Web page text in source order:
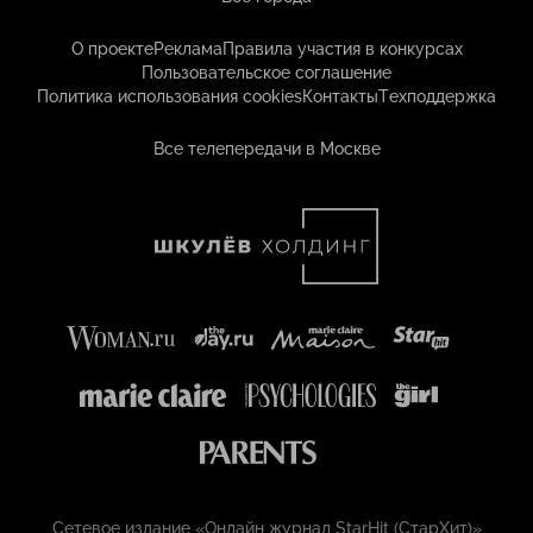
О проектеРекламаПравила участия в конкурсах
Пользовательское соглашение
Политика использования cookiesКонтактыТехподдержка
Все телепередачи в Москве
Сетевое издание «Онлайн журнал StarHit (СтарХит)»